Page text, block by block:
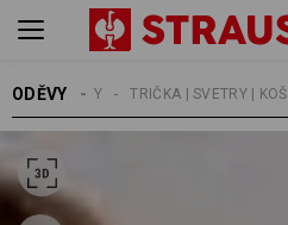
ODĚVY TRIČKA | SVETRY |
ŽENY